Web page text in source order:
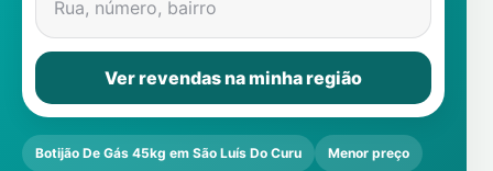
Rua, número, bairro
Ver revendas na minha região
Botijão De Gás 45kg em São Luís Do Curu Menor preço